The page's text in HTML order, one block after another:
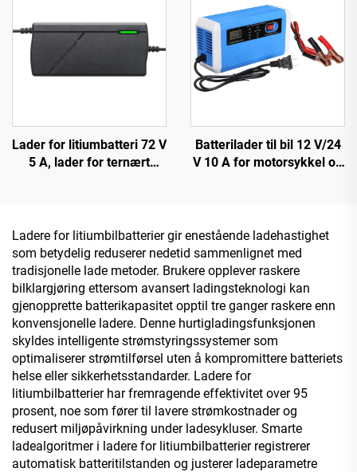
Lader for litiumbatteri 72 V
5 A, lader for ternært
Batterilader til bil 12 V/24
V 10 A for motorsykkel og
design
Ladere for litiumbilbatterier gir enestående ladehastighet
som betydelig reduserer nedetid sammenlignet med
tradisjonelle lade metoder. Brukere opplever raskere
bilklargjøring ettersom avansert ladingsteknologi kan
gjenopprette batterikapasitet opptil tre ganger raskere enn
konvensjonelle ladere. Denne hurtigladingsfunksjonen
skyldes intelligente strømstyringssystemer som
optimaliserer strømtilførsel uten å kompromittere batteriets
helse eller sikkerhetsstandarder. Ladere for
litiumbilbatterier har fremragende effektivitet over 95
prosent, noe som fører til lavere strømkostnader og
redusert miljøpåvirkning under ladesykluser. Smarte
ladealgoritmer i ladere for litiumbilbatterier registrerer
automatisk batteritilstanden og justerer ladeparametre